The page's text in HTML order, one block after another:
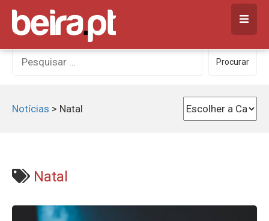
Skip
content
Procurar
por:
Procurar
Notícias > Natal
Natal